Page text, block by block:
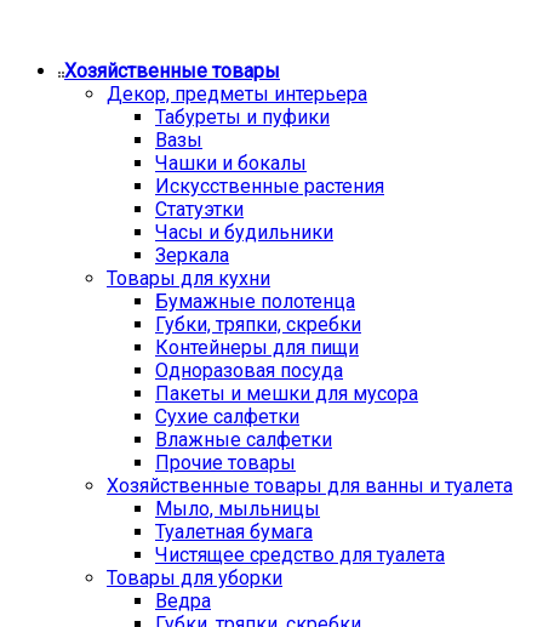
Хозяйственные товары
Декор, предметы интерьера
Табуреты и пуфики
Вазы
Чашки и бокалы
Искусственные растения
Статуэтки
Часы и будильники
Зеркала
Товары для кухни
Бумажные полотенца
Губки, тряпки, скребки
Контейнеры для пищи
Одноразовая посуда
Пакеты и мешки для мусора
Сухие салфетки
Влажные салфетки
Прочие товары
Хозяйственные товары для ванны и туалета
Мыло, мыльницы
Туалетная бумага
Чистящее средство для туалета
Товары для уборки
Ведра